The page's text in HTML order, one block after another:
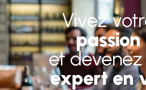
Vivez
passion
et
expert en